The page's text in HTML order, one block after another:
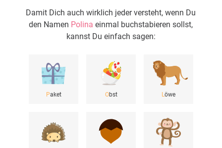
Damit Dich auch wirklich jeder versteht, wenn Du
den Namen Polina einmal buchstabieren sollst,
kannst Du einfach sagen:
Paket Obst Löwe